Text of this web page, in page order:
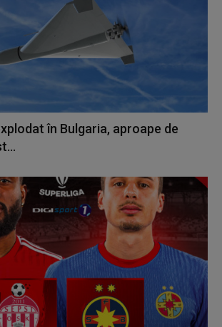
în Bulgaria, aproape de